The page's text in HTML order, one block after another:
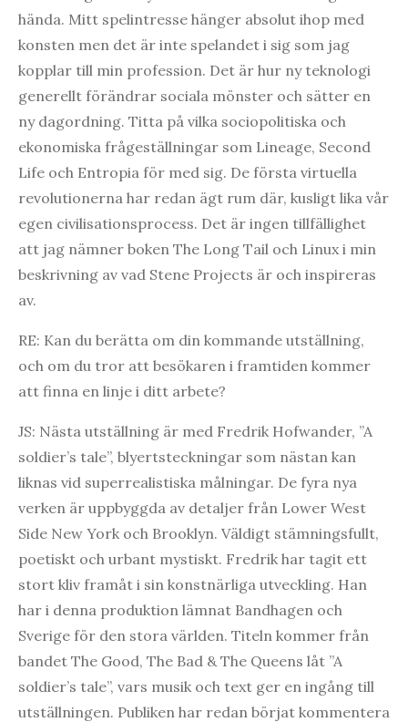
hända. Mitt spelintresse hänger absolut ihop med
konsten men det är inte spelandet i sig som jag
kopplar till min profession. Det är hur ny teknologi
generellt förändrar sociala mönster och sätter en
ny dagordning. Titta på vilka sociopolitiska och
ekonomiska frågeställningar som Lineage, Second
Life och Entropia för med sig. De första virtuella
revolutionerna har redan ägt rum där, kusligt lika vår
egen civilisationsprocess. Det är ingen tillfällighet
att jag nämner boken The Long Tail och Linux i min
beskrivning av vad Stene Projects är och inspireras
av.
RE: Kan du berätta om din kommande utställning,
och om du tror att besökaren i framtiden kommer
att finna en linje i ditt arbete?
JS: Nästa utställning är med Fredrik Hofwander, ”A
soldier’s tale”, blyertsteckningar som nästan kan
liknas vid superrealistiska målningar. De fyra nya
verken är uppbyggda av detaljer från Lower West
Side New York och Brooklyn. Väldigt stämningsfullt,
poetiskt och urbant mystiskt. Fredrik har tagit ett
stort kliv framåt i sin konstnärliga utveckling. Han
har i denna produktion lämnat Bandhagen och
Sverige för den stora världen. Titeln kommer från
bandet The Good, The Bad & The Queens låt ”A
soldier’s tale”, vars musik och text ger en ingång till
utställningen. Publiken har redan börjat kommentera